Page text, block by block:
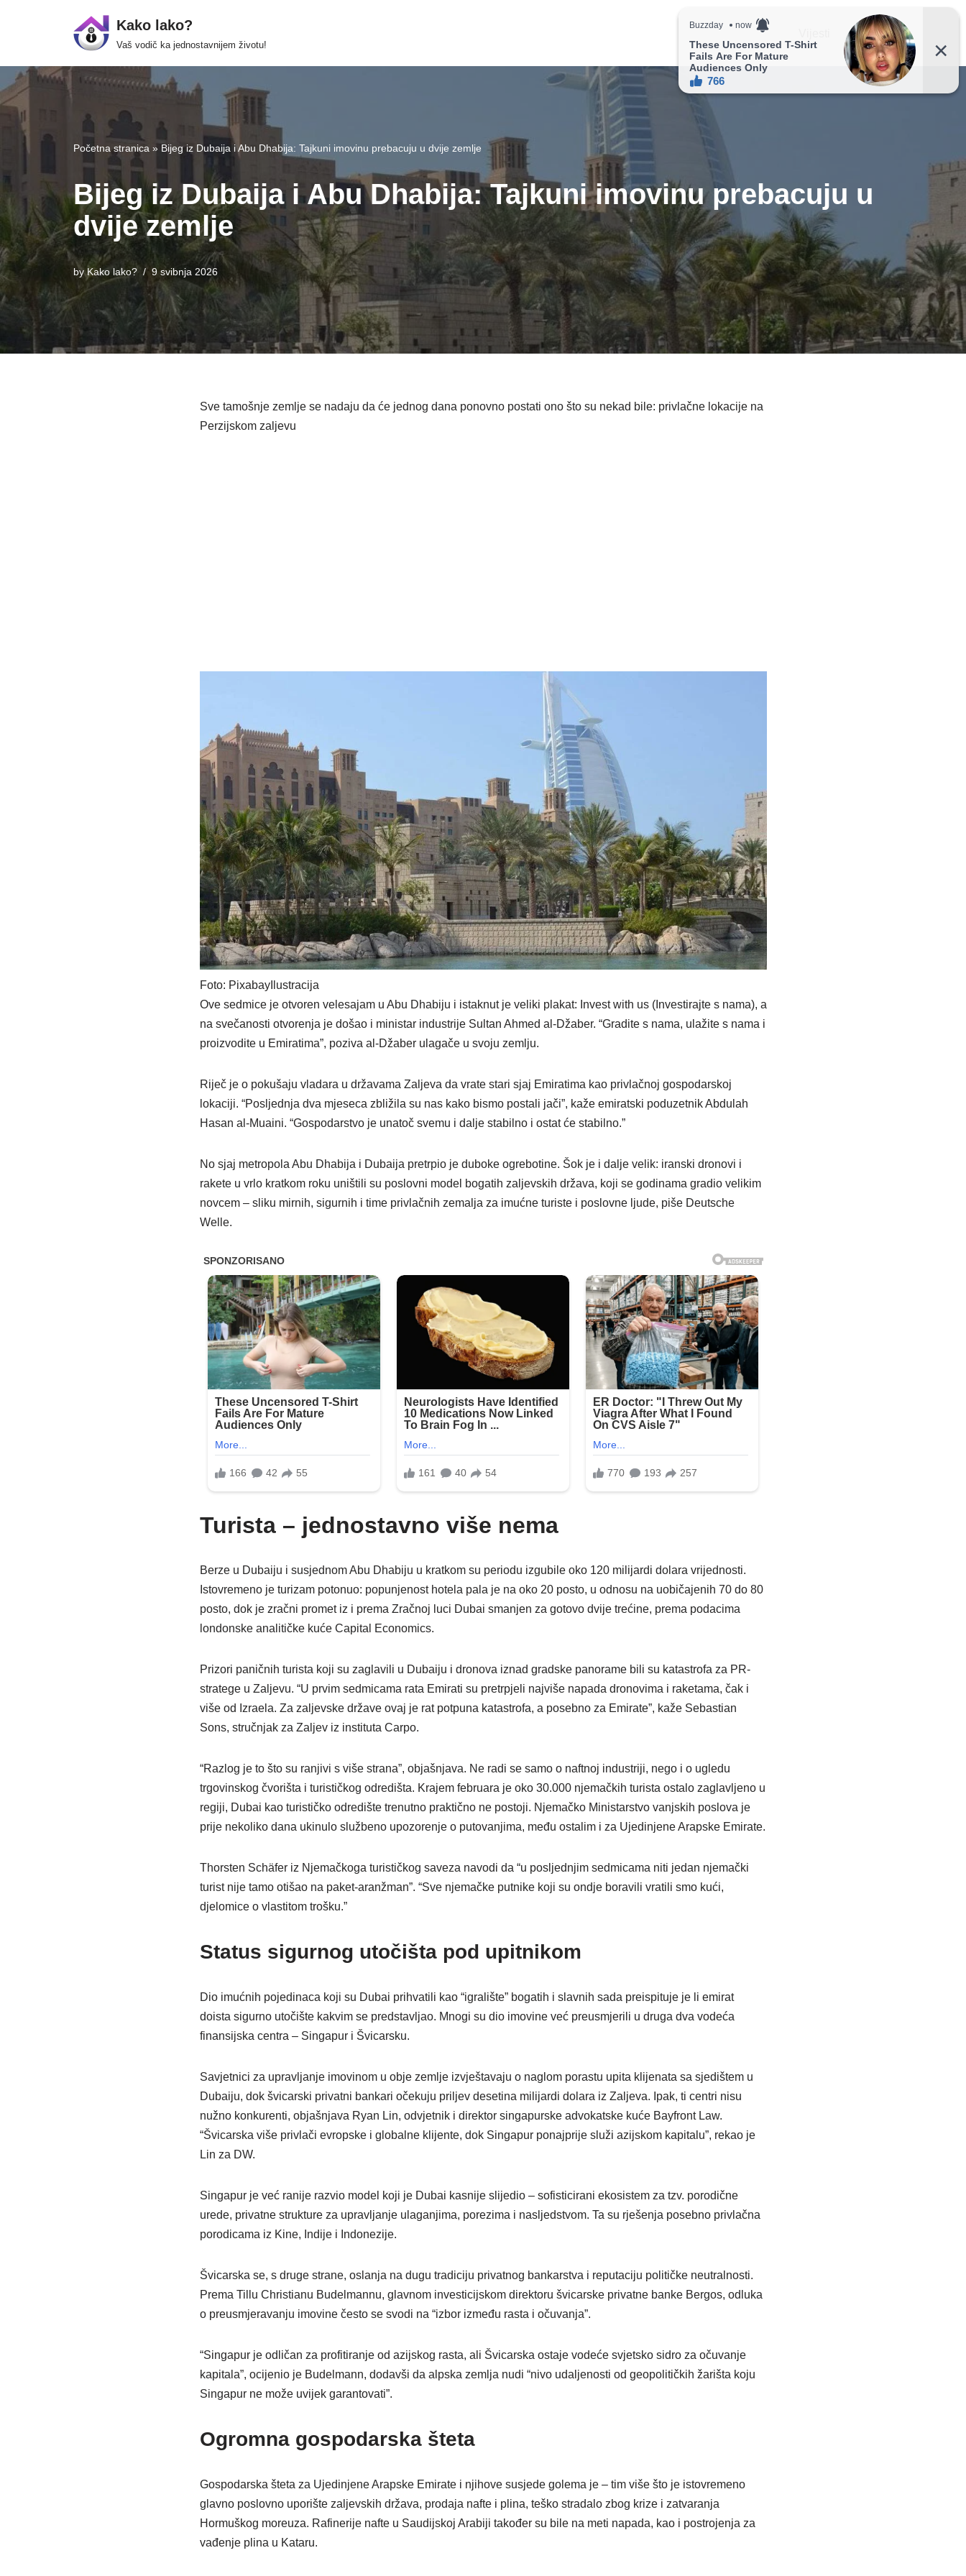
content
Kako lako?
Vaš vodič ka jednostavnijem životu!
Recepti
Početna stranica » Bijeg iz Dubaija i Abu Dhabija: Tajkuni imovinu prebacuju u dvije zemlje
Bijeg iz Dubaija i Abu Dhabija: Tajkuni imovinu prebacuju u
dvije zemlje
byKako lako? 9 svibnja 2026
Sve tamošnje zemlje se nadaju da će jednog dana ponovno postati ono što su nekad bile: privlačne lokacije na
Perzijskom zaljevu
Foto: PixabayIlustracija
Ove sedmice je otvoren velesajam u Abu Dhabiju i istaknut je veliki plakat: Invest with us (Investirajte s nama), a
na svečanosti otvorenja je došao i ministar industrije Sultan Ahmed al‐Džaber. “Gradite s nama, ulažite s nama i
proizvodite u Emiratima”, poziva al‐Džaber ulagače u svoju zemlju.
Riječ je o pokušaju vladara u državama Zaljeva da vrate stari sjaj Emiratima kao privlačnoj gospodarskoj
lokaciji. “Posljednja dva mjeseca zbližila su nas kako bismo postali jači”, kaže emiratski poduzetnik Abdulah
Hasan al‐Muaini. “Gospodarstvo je unatoč svemu i dalje stabilno i ostat će stabilno.”
No sjaj metropola Abu Dhabija i Dubaija pretrpio je duboke ogrebotine. Šok je i dalje velik: iranski dronovi i
rakete u vrlo kratkom roku uništili su poslovni model bogatih zaljevskih država, koji se godinama gradio velikim
novcem – sliku mirnih, sigurnih i time privlačnih zemalja za imućne turiste i poslovne ljude, piše Deutsche
Welle.
Turista – jednostavno više nema
Berze u Dubaiju i susjednom Abu Dhabiju u kratkom su periodu izgubile oko 120 milijardi dolara vrijednosti.
Istovremeno je turizam potonuo: popunjenost hotela pala je na oko 20 posto, u odnosu na uobičajenih 70 do 80
posto, dok je zračni promet iz i prema Zračnoj luci Dubai smanjen za gotovo dvije trećine, prema podacima
londonske analitičke kuće Capital Economics.
Prizori paničnih turista koji su zaglavili u Dubaiju i dronova iznad gradske panorame bili su katastrofa za PR‐
stratege u Zaljevu. “U prvim sedmicama rata Emirati su pretrpjeli najviše napada dronovima i raketama, čak i
više od Izraela. Za zaljevske države ovaj je rat potpuna katastrofa, a posebno za Emirate”, kaže Sebastian
Sons, stručnjak za Zaljev iz instituta Carpo.
“Razlog je to što su ranjivi s više strana”, objašnjava. Ne radi se samo o naftnoj industriji, nego i o ugledu
trgovinskog čvorišta i turističkog odredišta. Krajem februara je oko 30.000 njemačkih turista ostalo zaglavljeno u
regiji, Dubai kao turističko odredište trenutno praktično ne postoji. Njemačko Ministarstvo vanjskih poslova je
prije nekoliko dana ukinulo službeno upozorenje o putovanjima, među ostalim i za Ujedinjene Arapske Emirate.
Thorsten Schäfer iz Njemačkoga turističkog saveza navodi da “u posljednjim sedmicama niti jedan njemački
turist nije tamo otišao na paket-aranžman”. “Sve njemačke putnike koji su ondje boravili vratili smo kući,
djelomice o vlastitom trošku.”
Status sigurnog utočišta pod upitnikom
Dio imućnih pojedinaca koji su Dubai prihvatili kao “igralište” bogatih i slavnih sada preispituje je li emirat
doista sigurno utočište kakvim se predstavljao. Mnogi su dio imovine već preusmjerili u druga dva vodeća
finansijska centra – Singapur i Švicarsku.
Savjetnici za upravljanje imovinom u obje zemlje izvještavaju o naglom porastu upita klijenata sa sjedištem u
Dubaiju, dok švicarski privatni bankari očekuju priljev desetina milijardi dolara iz Zaljeva. Ipak, ti centri nisu
nužno konkurenti, objašnjava Ryan Lin, odvjetnik i direktor singapurske advokatske kuće Bayfront Law.
“Švicarska više privlači evropske i globalne klijente, dok Singapur ponajprije služi azijskom kapitalu”, rekao je
Lin za DW.
Singapur je već ranije razvio model koji je Dubai kasnije slijedio – sofisticirani ekosistem za tzv. porodične
urede, privatne strukture za upravljanje ulaganjima, porezima i nasljedstvom. Ta su rješenja posebno privlačna
porodicama iz Kine, Indije i Indonezije.
Švicarska se, s druge strane, oslanja na dugu tradiciju privatnog bankarstva i reputaciju političke neutralnosti.
Prema Tillu Christianu Budelmannu, glavnom investicijskom direktoru švicarske privatne banke Bergos, odluka
o preusmjeravanju imovine često se svodi na “izbor između rasta i očuvanja”.
“Singapur je odličan za profitiranje od azijskog rasta, ali Švicarska ostaje vodeće svjetsko sidro za očuvanje
kapitala”, ocijenio je Budelmann, dodavši da alpska zemlja nudi “nivo udaljenosti od geopolitičkih žarišta koju
Singapur ne može uvijek garantovati”.
Ogromna gospodarska šteta
Gospodarska šteta za Ujedinjene Arapske Emirate i njihove susjede golema je – tim više što je istovremeno
glavno poslovno uporište zaljevskih država, prodaja nafte i plina, teško stradalo zbog krize i zatvaranja
Hormuškog moreuza. Rafinerije nafte u Saudijskoj Arabiji također su bile na meti napada, kao i postrojenja za
vađenje plina u Kataru.